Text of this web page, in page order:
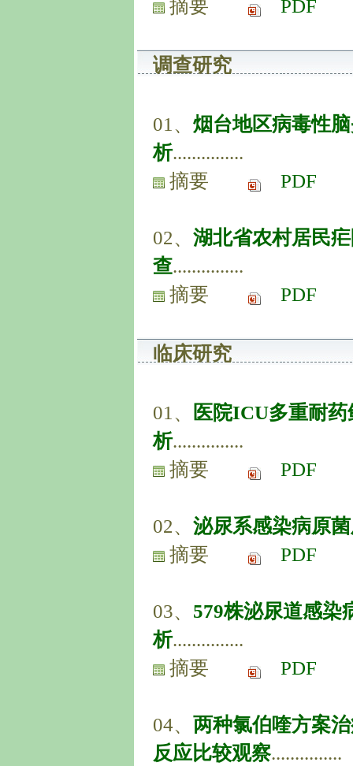
摘要 PDF
调查研究
01、 烟台地区病毒性
析...............
摘要
PDF
02、 湖北省农村居民
查...............
摘要
PDF
临床研究
01、
医院ICU多重耐
析...............
摘要
PDF
02、 泌尿系感染病原
摘要
PDF
03、 579株泌尿道感染
析...............
摘要
PDF
04、 两种氯伯喹方案
反应比较观察...............